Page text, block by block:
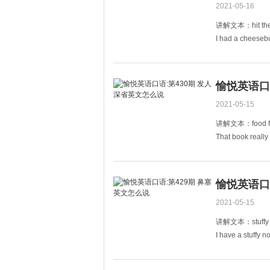
2021-05-16
讲解文本：hit
I had a
-How do you
这个蛋糕怎么
愉悦英语
2021-05-15
讲解文本：food
That book
Mike&#39;s
Mike的
愉悦英语
2021-05-15
讲解文本：
I have a stuffy
I really want to